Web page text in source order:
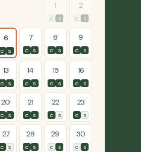
1
C S
2
C S
6
C S
7
C S
8
C S
9
C S
13
C S
14
C S
15
C S
16
C S
20
C S
21
C S
22
C S
23
C S
27
C S
28
C S
29
C S
30
C S